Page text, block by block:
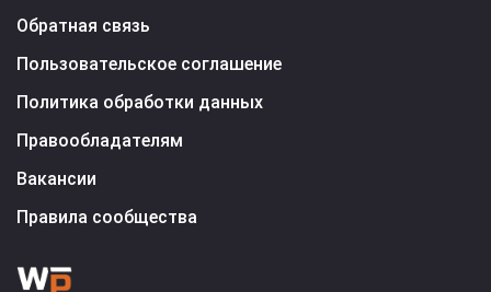
Обратная связь
Пользовательское соглашение
Политика обработки данных
Правообладателям
Вакансии
Правила сообщества